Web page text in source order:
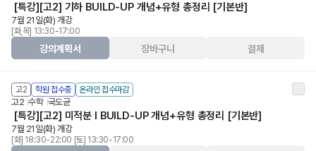
[특강][고2] 기하 BUILD-UP 개념+유형 총정리 [기본반]
7월 21일(화) 개강
[화,목] 13:30-17:00
강의계획서 장바구니 결제
고2 학원 접수중 온라인 접수마감
고2 수학 국도균
[특강][고2] 미적분 I BUILD-UP 개념+유형 총정리 [기본반]
7월 21일(화) 개강
[화] 18:30-22:00 [토] 13:30-17:00